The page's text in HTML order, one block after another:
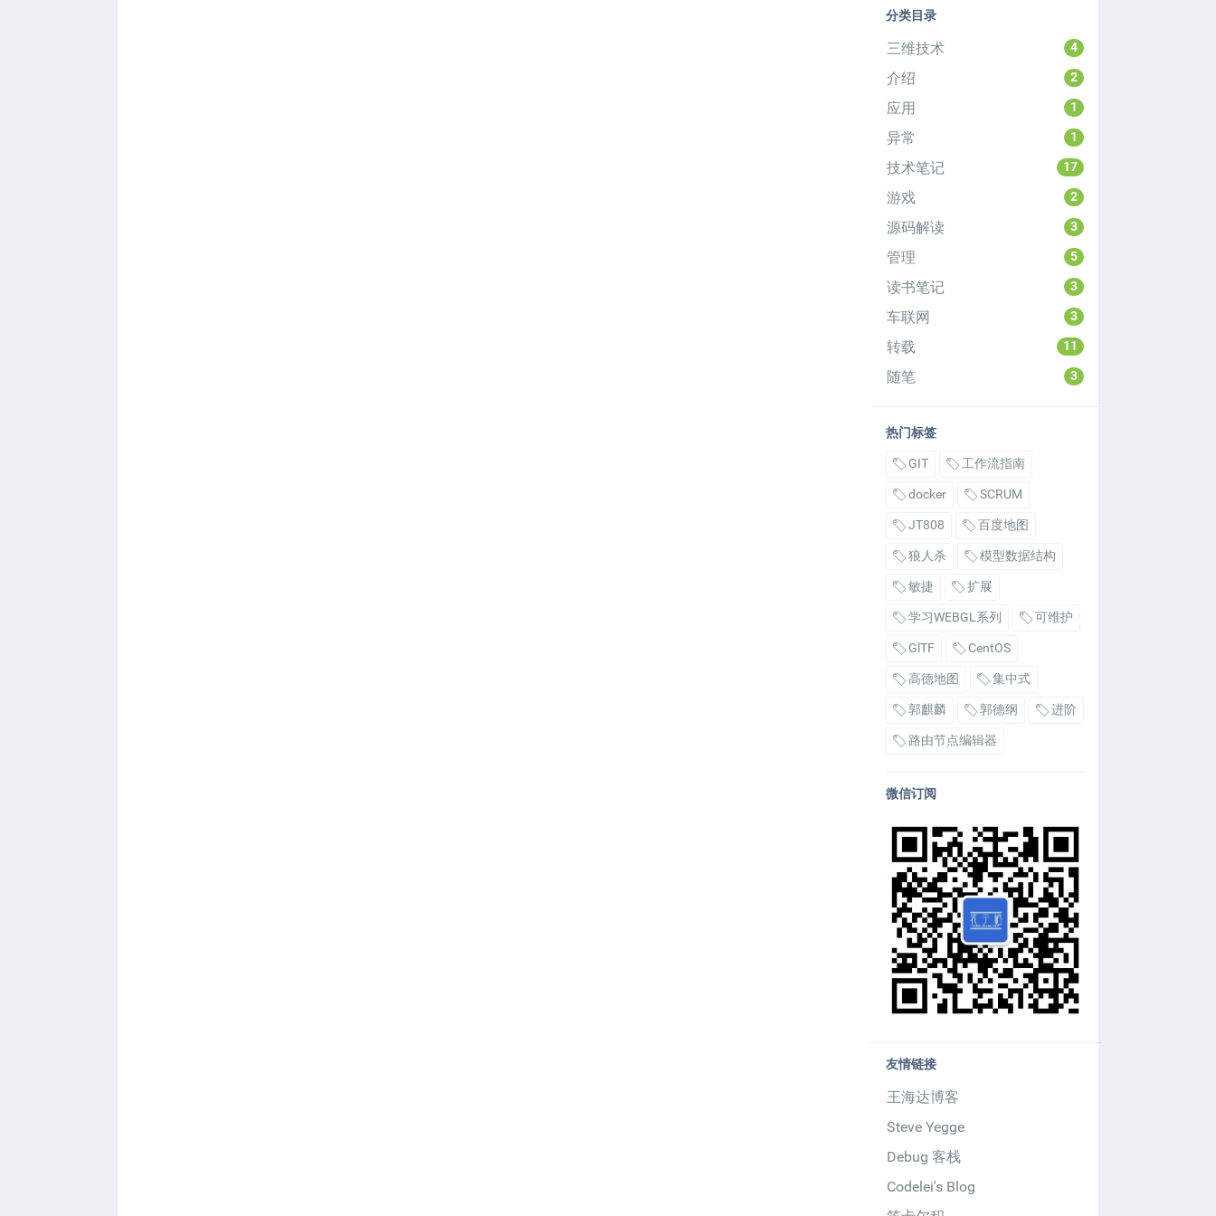
分类目录
三维技术 4
介绍 2
应用 1
异常 1
技术笔记 17
游戏 2
源码解读 3
管理 5
读书笔记 3
车联网 3
转载 11
随笔 3
热门标签
GIT
工作流指南
docker
SCRUM
JT808
百度地图
狼人杀
模型数据结构
敏捷
扩展
学习WEBGL系列
可维护
GlTF
CentOS
高德地图
集中式
郭麒麟
郭德纲
进阶
路由节点编辑器
微信订阅
友情链接
王海达博客
Steve Yegge
Debug 客栈
Codelei's Blog